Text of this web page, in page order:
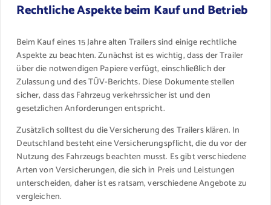
Rechtliche Aspekte beim Kauf und Betrieb
Beim Kauf eines 15 Jahre alten Trailers sind einige rechtliche
Aspekte zu beachten. Zunächst ist es wichtig, dass der Trailer
über die notwendigen Papiere verfügt, einschließlich der
Zulassung und des TÜV-Berichts. Diese Dokumente stellen
sicher, dass das Fahrzeug verkehrssicher ist und den
gesetzlichen Anforderungen entspricht.
Zusätzlich solltest du die Versicherung des Trailers klären. In
Deutschland besteht eine Versicherungspflicht, die du vor der
Nutzung des Fahrzeugs beachten musst. Es gibt verschiedene
Arten von Versicherungen, die sich in Preis und Leistungen
unterscheiden, daher ist es ratsam, verschiedene Angebote zu
vergleichen.